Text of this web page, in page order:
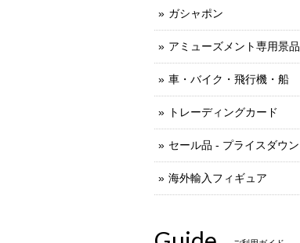
ガシャポン
アミューズメント専用景品
車・バイク・飛行機・船
トレーディングカード
セール品 - プライスダウン
海外輸入フィギュア